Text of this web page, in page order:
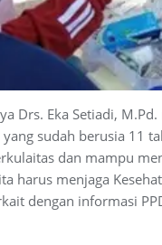
Drs. Eka Setiadi,
yang sudah berusia 11
dan mampu
harus menjaga
dengan informasi